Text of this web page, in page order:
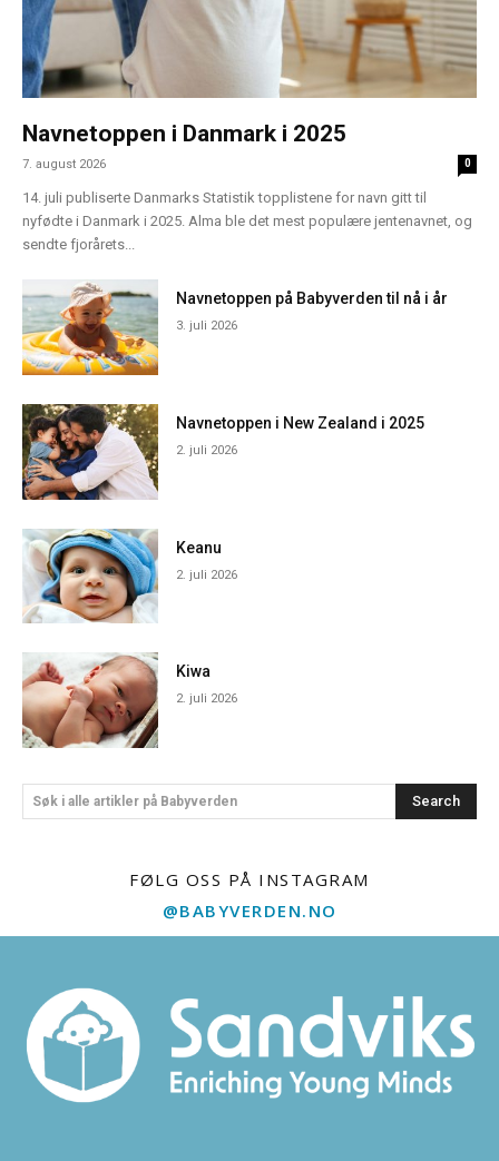
Navnetoppen i Danmark i 2025
7. august 2026 0
14. juli publiserte Danmarks Statistik topplistene for navn gitt til
nyfødte i Danmark i 2025. Alma ble det mest populære jentenavnet, og
sendte fjorårets...
Navnetoppen på Babyverden til nå i år
3. juli 2026
Navnetoppen i New Zealand i 2025
2. juli 2026
Keanu
2. juli 2026
Kiwa
2. juli 2026
Søk i alle artikler på Babyverden Search
FØLG OSS PÅ INSTAGRAM
@BABYVERDEN.NO